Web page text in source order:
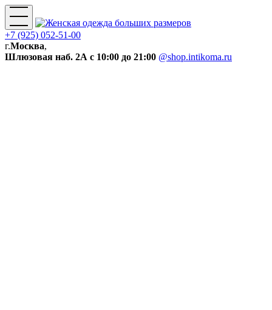
+7 (925) 052-51-00
г.Москва,
Шлюзовая наб. 2А с 10:00 до 21:00 @shop.intikoma.ru